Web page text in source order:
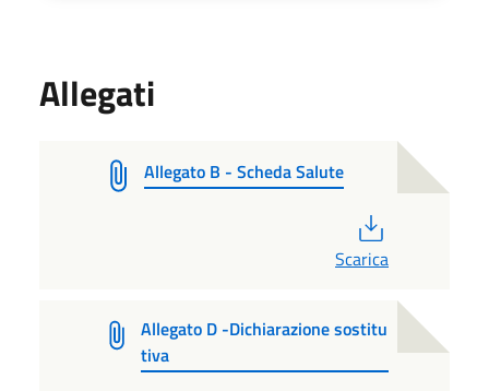
Allegati
Allegato B - Scheda Salute
Scarica
Allegato D -Dichiarazione sostitu
tiva